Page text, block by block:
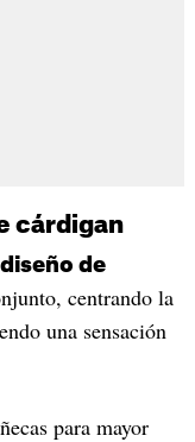
cárdigan
de
centrando la
una sensación
para mayor